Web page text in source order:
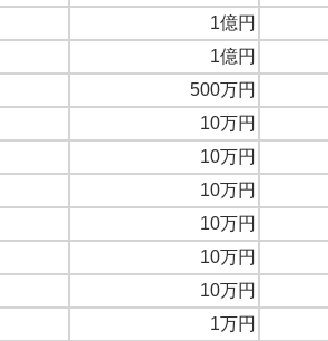
1億円
1億円
500万円
10万円
10万円
10万円
10万円
10万円
10万円
1万円